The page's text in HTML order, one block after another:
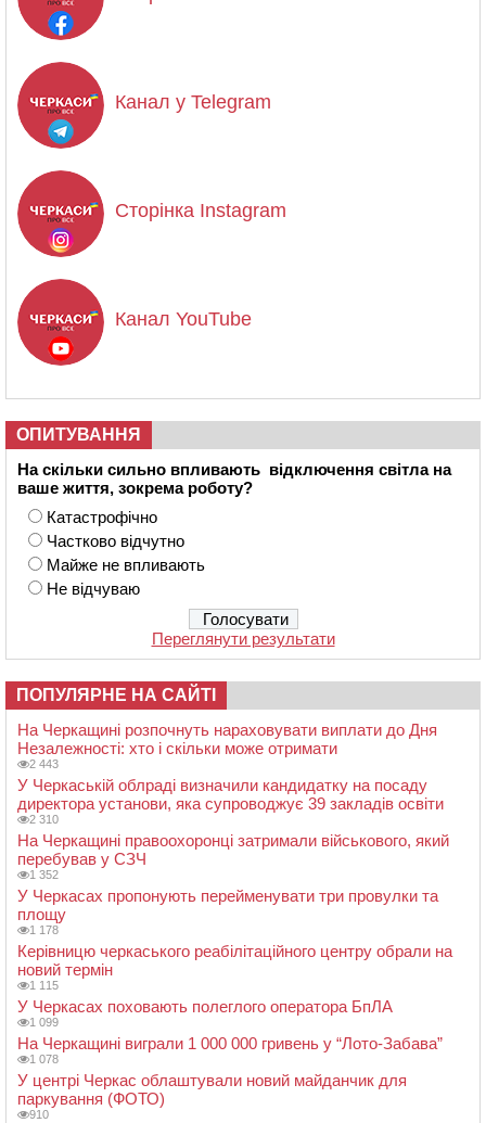
Канал у Telegram
Сторінка Instagram
Канал YouTube
ОПИТУВАННЯ
На скільки сильно впливають відключення світла на
ваше життя, зокрема роботу?
Катастрофічно
Частково відчутно
Майже не впливають
Не відчуваю
Переглянути результати
ПОПУЛЯРНЕ НА САЙТІ
На Черкащині розпочнуть нараховувати виплати до Дня
Незалежності: хто і скільки може отримати
2 443
У Черкаській облраді визначили кандидатку на посаду
директора установи, яка супроводжує 39 закладів освіти
2 310
На Черкащині правоохоронці затримали військового, який
перебував у СЗЧ
1 352
У Черкасах пропонують перейменувати три провулки та
площу
1 178
Керівницю черкаського реабілітаційного центру обрали на
новий термін
1 115
У Черкасах поховають полеглого оператора БпЛА
1 099
На Черкащині виграли 1 000 000 гривень у “Лото-Забава”
1 078
У центрі Черкас облаштували новий майданчик для
паркування (ФОТО)
910